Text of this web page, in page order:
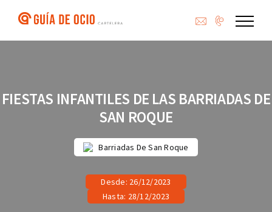
contenido
FIESTAS INFANTILES DE LAS BARRIADAS DE
SAN ROQUE
Barriadas De San Roque
Desde: 26/12/2023
Hasta: 28/12/2023